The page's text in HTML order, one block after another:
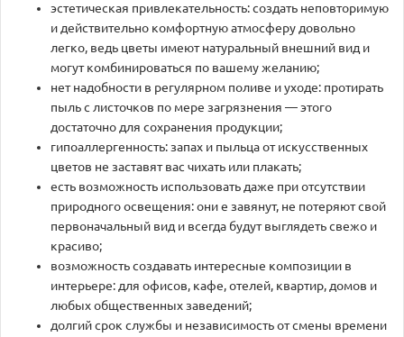
эстетическая привлекательность: создать неповторимую
и действительно комфортную атмосферу довольно
легко, ведь цветы имеют натуральный внешний вид и
могут комбинироваться по вашему желанию;
нет надобности в регулярном поливе и уходе: протирать
пыль с листочков по мере загрязнения — этого
достаточно для сохранения продукции;
гипоаллергенность: запах и пыльца от искусственных
цветов не заставят вас чихать или плакать;
есть возможность использовать даже при отсутствии
природного освещения: они е завянут, не потеряют свой
первоначальный вид и всегда будут выглядеть свежо и
красиво;
возможность создавать интересные композиции в
интерьере: для офисов, кафе, отелей, квартир, домов и
любых общественных заведений;
долгий срок службы и независимость от смены времени